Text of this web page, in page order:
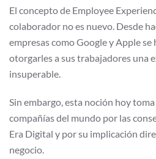
El concepto de Employee
colaborador no es nuevo. Desde
empresas como Google y Apple
otorgarles a sus trabajadores una
insuperable.
Sin embargo, esta noción hoy
compañías del mundo por las
Era Digital y por su implicación
negocio.